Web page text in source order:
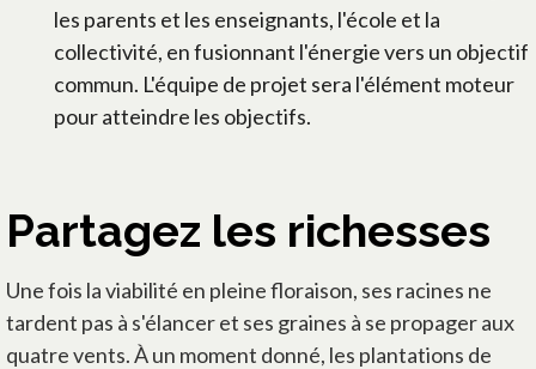
les parents et les enseignants, l'école et la
collectivité, en fusionnant l'énergie vers un objectif
commun. L'équipe de projet sera l'élément moteur
pour atteindre les objectifs.
Partagez les richesses
Une fois la viabilité en pleine floraison, ses racines ne
tardent pas à s'élancer et ses graines à se propager aux
quatre vents. À un moment donné, les plantations de